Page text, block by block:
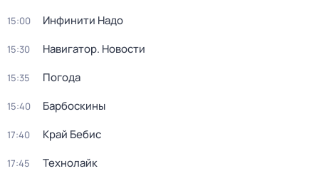
15:00 Инфинити Надо
15:30 Навигатор. Новости
15:35 Погода
15:40 Барбоскины
17:40 Край Бебис
17:45 Технолайк